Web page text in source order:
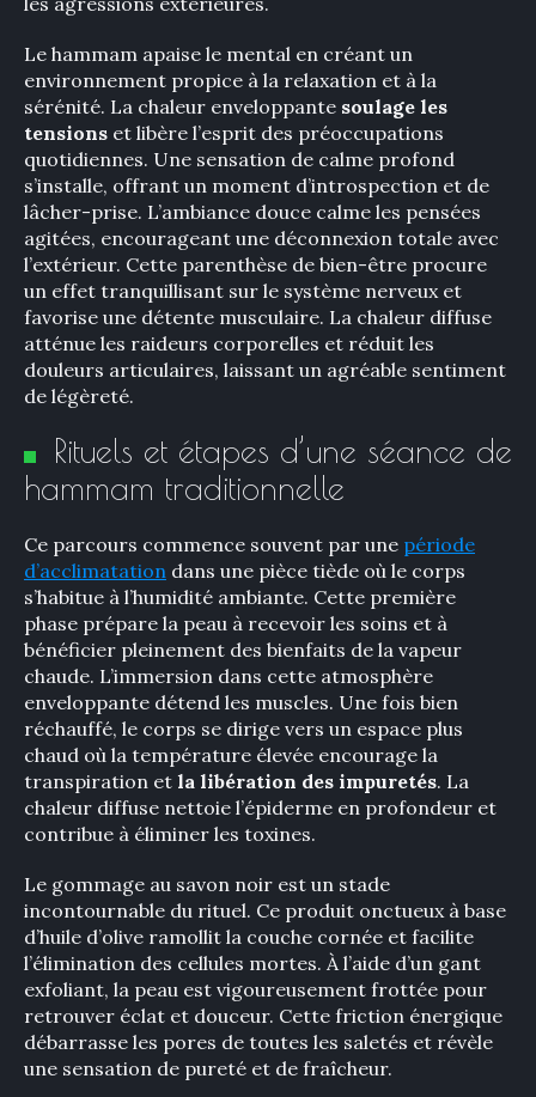
Le hammam apaise le mental en créant un
environnement propice à la relaxation et à la
sérénité. La chaleur enveloppante soulage les
tensions et libère l’esprit des préoccupations
quotidiennes. Une sensation de calme profond
s’installe, offrant un moment d’introspection et de
lâcher-prise. L’ambiance douce calme les pensées
agitées, encourageant une déconnexion totale avec
l’extérieur. Cette parenthèse de bien-être procure
un effet tranquillisant sur le système nerveux et
favorise une détente musculaire. La chaleur diffuse
atténue les raideurs corporelles et réduit les
douleurs articulaires, laissant un agréable sentiment
de légèreté.
Rituels et étapes d’une séance de
hammam traditionnelle​
Ce parcours commence souvent par une période
d’acclimatation dans une pièce tiède où le corps
s’habitue à l’humidité ambiante. Cette première
phase prépare la peau à recevoir les soins et à
bénéficier pleinement des bienfaits de la vapeur
chaude. L’immersion dans cette atmosphère
enveloppante détend les muscles. Une fois bien
réchauffé, le corps se dirige vers un espace plus
chaud où la température élevée encourage la
transpiration et la libération des impuretés. La
chaleur diffuse nettoie l’épiderme en profondeur et
contribue à éliminer les toxines.
Le gommage au savon noir est un stade
incontournable du rituel. Ce produit onctueux à base
d’huile d’olive ramollit la couche cornée et facilite
l’élimination des cellules mortes. À l’aide d’un gant
exfoliant, la peau est vigoureusement frottée pour
retrouver éclat et douceur. Cette friction énergique
débarrasse les pores de toutes les saletés et révèle
une sensation de pureté et de fraîcheur.